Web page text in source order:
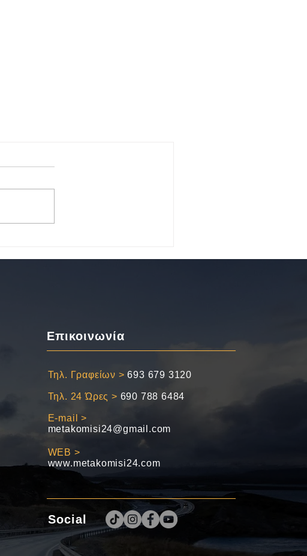
Επικοινωνία
Τηλ. Γραφείων > 693 679 3120
Τηλ. 24 Ώρες > 690 788 6484
E-mail >
metakomisi24@gmail.com
WEB >
www.metakomisi24.com
Social